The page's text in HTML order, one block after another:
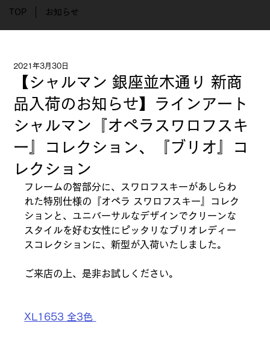
TOP お知らせ
【シャルマン 銀座並木通り 新商
品入荷のお知らせ】ラインアート
シャルマン『オペラスワロフスキ
ー』コレクション、『ブリオ』コ
レクション
2021年3月30日
フレームの智部分に、スワロフスキーがあしらわ
れた特別仕様の『オペラ スワロフスキー』コレク
ションと、ユニバーサルなデザインでクリーンな
スタイルを好む女性にピッタリなブリオレディー
スコレクションに、新型が入荷いたしました。
ご来店の上、是非お試しください。
XL1653 全3色